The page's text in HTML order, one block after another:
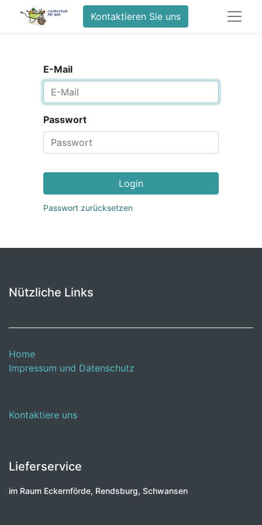
Kontaktieren Sie uns
E-Mail
Passwort
Login
Passwort zurücksetzen
Nützliche Links
Home
Impressum und Datenschutz
Kontaktiere uns
Lieferservice
im Raum Eckernförde, Rendsburg, Schwansen